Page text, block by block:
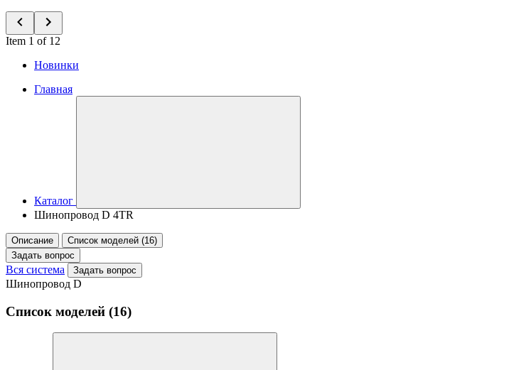
Item 1 of 12
Новинки
Главная
Каталог
Шинопровод D 4TR
Описание
Список моделей (16)
Задать вопрос
Вся система Задать вопрос
Шинопровод D
Список моделей (16)